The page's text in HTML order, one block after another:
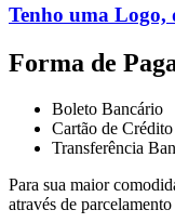
Tenho uma Logo,
Forma de
Boleto Bancário
Cartão de
Transferência
Para sua maior
através de